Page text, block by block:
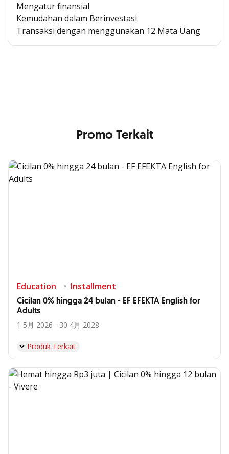
Mengatur finansial
Kemudahan dalam Berinvestasi
Transaksi dengan menggunakan 12 Mata Uang
Cross Selling Banner Global
Promo Terkait
Education Installment
Cicilan 0% hingga 24 bulan - EF EFEKTA English for
Adults
1 5月 2026 - 30 4月 2028
Produk Terkait